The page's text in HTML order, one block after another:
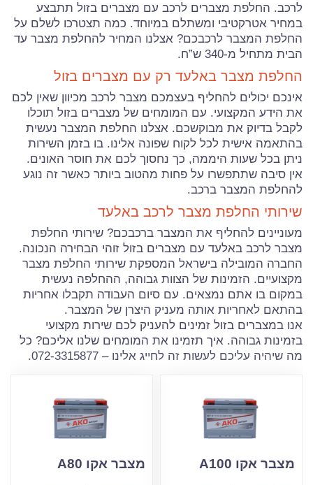
לרכב. החלפת מצברים לרכב עם מצברים בזול תתבצע
במחיר אטרקטיבי ומשתלם במיוחד. כמה תצטרכו לשלם על
החלפת המצבר לרכבכם? אצלנו המחיר להחלפת מצבר עד
הבית מתחיל מ-340 ש”ח.
החלפת מצבר באלעד רק עם מצברים בזול
אינכם יכולים להחליף בעצמכם מצבר לרכב מכיוון שאין לכם
את הידע המקצועי. עם המומחים של מצברים בזול תוכלו
לקבל בדיוק את מבוקשכם. אצלנו החלפת המצבר נעשית
בהתאמה אישית לכל לקוח שפונה אלינו. בו בזמן השירות
ניתן בכל שעות היממה, כך נחסוך לכם את חוסר האונים.
אין סיבה שתתפשרו על פחות מהטוב ביותר כאשר זה נוגע
להחלפת המצבר ברכב.
שירותי החלפת מצבר לרכב באלעד
מעוניינים להחליף את המצבר ברכבכם? שירותי החלפת
מצבר לרכב באלעד עם מצברים בזול זוהי הבחירה הנכונה.
החברה המובילה בישראל המספקת שירותי החלפת מצבר
מקצועיים. הזמינות של הצוות גבוהה, ההחלפה נעשית
במקום בו אתם נמצאים. עם סיום העבודה תקבלו אחריות
בהתאם לאחריות אותה מעניק היצרן של המצבר.
אנו במצברים בזול זמינים להעניק לכם שירות מקצועי
בזמינות גבוהה. איך תזמינו את המומחים שלנו אליכם? כל
מה שיהיה עליכם לעשות זה לחייג אלינו – 072-3315877.
מצבר אקו A100 מצבר אקו A80